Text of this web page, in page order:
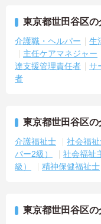
東京都世田谷区
介護職・ヘルパー 生
主任ケアマネジャー
達支援管理責任者
サ
者
東京都世田谷区
介護福祉士 社会福
パー2級）
社会福祉
級）
精神保健福祉士
東京都世田谷区